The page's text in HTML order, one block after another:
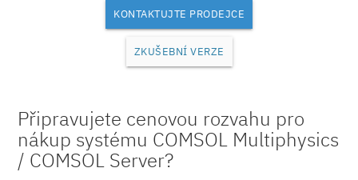
KONTAKTUJTE PRODEJCE
ZKUŠEBNÍ VERZE
Připravujete cenovou rozvahu pro
nákup systému COMSOL Multiphysics
/ COMSOL Server?